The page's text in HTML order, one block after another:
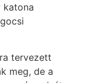
katona
tervezett
meg, de a